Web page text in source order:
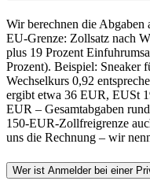
Wir berechnen die Abgaben
EU-Grenze: Zollsatz nach
plus 19 Prozent
Prozent). Beispiel: Sneaker
Wechselkurs 0,92
ergibt etwa 36 EUR, EUSt
EUR – Gesamtabgaben
150-EUR-Zollfreigrenze
uns die Rechnung – wir
Wer ist Anmelder bei einer